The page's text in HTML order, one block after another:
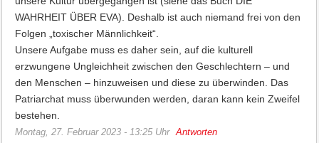
WAHRHEIT ÜBER EVA). Deshalb ist auch niemand frei von den
Folgen „toxischer Männlichkeit“.
Unsere Aufgabe muss es daher sein, auf die kulturell
erzwungene Ungleichheit zwischen den Geschlechtern – und
den Menschen – hinzuweisen und diese zu überwinden. Das
Patriarchat muss überwunden werden, daran kann kein Zweifel
bestehen.
Montag, 27. Februar 2023 - 13:25 Uhr Antworten